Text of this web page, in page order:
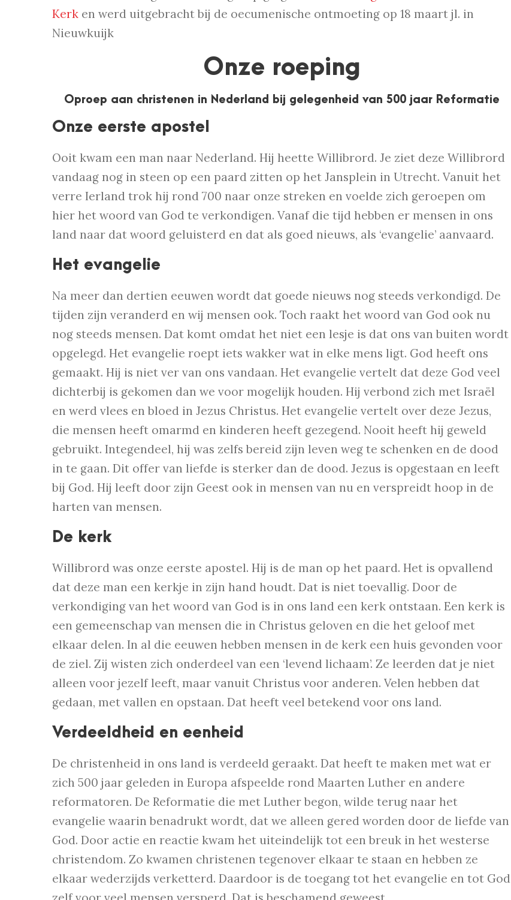
Kerk en werd uitgebracht bij de oecumenische ontmoeting op 18 maart jl. in
Nieuwkuijk
Onze roeping
Oproep aan christenen in Nederland bij gelegenheid van 500 jaar Reformatie
Onze eerste apostel
Ooit kwam een man naar Nederland. Hij heette Willibrord. Je ziet deze Willibrord
vandaag nog in steen op een paard zitten op het Jansplein in Utrecht. Vanuit het
verre Ierland trok hij rond 700 naar onze streken en voelde zich geroepen om
hier het woord van God te verkondigen. Vanaf die tijd hebben er mensen in ons
land naar dat woord geluisterd en dat als goed nieuws, als ‘evangelie’ aanvaard.
Het evangelie
Na meer dan dertien eeuwen wordt dat goede nieuws nog steeds verkondigd. De
tijden zijn veranderd en wij mensen ook. Toch raakt het woord van God ook nu
nog steeds mensen. Dat komt omdat het niet een lesje is dat ons van buiten wordt
opgelegd. Het evangelie roept iets wakker wat in elke mens ligt. God heeft ons
gemaakt. Hij is niet ver van ons vandaan. Het evangelie vertelt dat deze God veel
dichterbij is gekomen dan we voor mogelijk houden. Hij verbond zich met Israël
en werd vlees en bloed in Jezus Christus. Het evangelie vertelt over deze Jezus,
die mensen heeft omarmd en kinderen heeft gezegend. Nooit heeft hij geweld
gebruikt. Integendeel, hij was zelfs bereid zijn leven weg te schenken en de dood
in te gaan. Dit offer van liefde is sterker dan de dood. Jezus is opgestaan en leeft
bij God. Hij leeft door zijn Geest ook in mensen van nu en verspreidt hoop in de
harten van mensen.
De kerk
Willibrord was onze eerste apostel. Hij is de man op het paard. Het is opvallend
dat deze man een kerkje in zijn hand houdt. Dat is niet toevallig. Door de
verkondiging van het woord van God is in ons land een kerk ontstaan. Een kerk is
een gemeenschap van mensen die in Christus geloven en die het geloof met
elkaar delen. In al die eeuwen hebben mensen in de kerk een huis gevonden voor
de ziel. Zij wisten zich onderdeel van een ‘levend lichaam’. Ze leerden dat je niet
alleen voor jezelf leeft, maar vanuit Christus voor anderen. Velen hebben dat
gedaan, met vallen en opstaan. Dat heeft veel betekend voor ons land.
Verdeeldheid en eenheid
De christenheid in ons land is verdeeld geraakt. Dat heeft te maken met wat er
zich 500 jaar geleden in Europa afspeelde rond Maarten Luther en andere
reformatoren. De Reformatie die met Luther begon, wilde terug naar het
evangelie waarin benadrukt wordt, dat we alleen gered worden door de liefde van
God. Door actie en reactie kwam het uiteindelijk tot een breuk in het westerse
christendom. Zo kwamen christenen tegenover elkaar te staan en hebben ze
elkaar wederzijds verketterd. Daardoor is de toegang tot het evangelie en tot God